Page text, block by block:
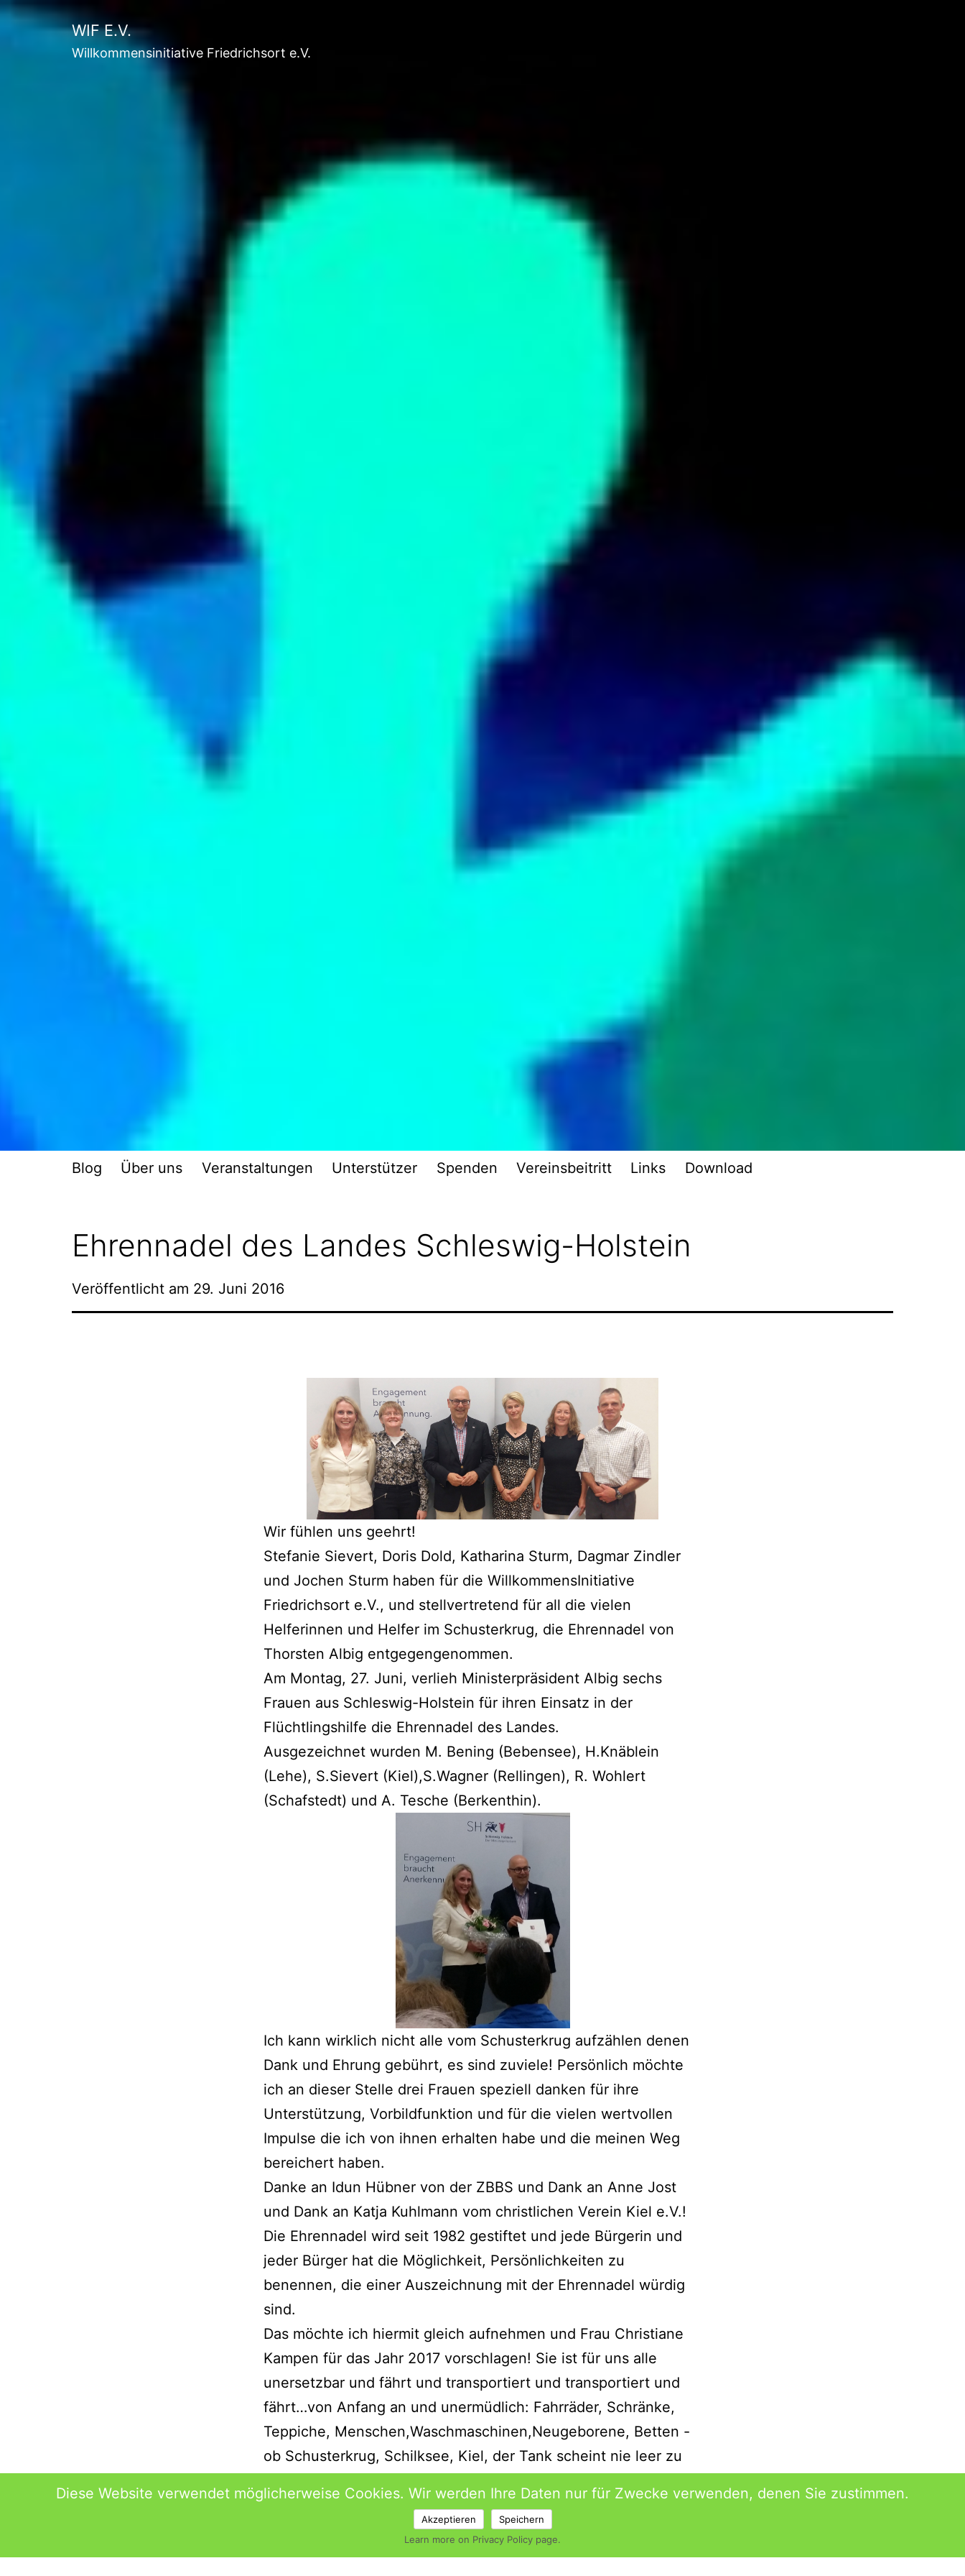
Zum
WIF E.V.
Willkommensinitiative Friedrichsort e.V.
Blog Über uns Veranstaltungen Unterstützer Spenden Vereinsbeitritt Links Download
Ehrennadel des Landes Schleswig-Holstein
Veröffentlicht am 29. Juni 2016
Wir fühlen uns geehrt!
Stefanie Sievert, Doris Dold, Katharina Sturm, Dagmar Zindler
und Jochen Sturm haben für die WillkommensInitiative
Friedrichsort e.V., und stellvertretend für all die vielen
Helferinnen und Helfer im Schusterkrug, die Ehrennadel von
Thorsten Albig entgegengenommen.
Am Montag, 27. Juni, verlieh Ministerpräsident Albig sechs
Frauen aus Schleswig-Holstein für ihren Einsatz in der
Flüchtlingshilfe die Ehrennadel des Landes.
Ausgezeichnet wurden M. Bening (Bebensee), H.Knäblein
(Lehe), S.Sievert (Kiel),S.Wagner (Rellingen), R. Wohlert
(Schafstedt) und A. Tesche (Berkenthin).
Ich kann wirklich nicht alle vom Schusterkrug aufzählen denen
Dank und Ehrung gebührt, es sind zuviele! Persönlich möchte
ich an dieser Stelle drei Frauen speziell danken für ihre
Unterstützung, Vorbildfunktion und für die vielen wertvollen
Impulse die ich von ihnen erhalten habe und die meinen Weg
bereichert haben.
Danke an Idun Hübner von der ZBBS und Dank an Anne Jost
und Dank an Katja Kuhlmann vom christlichen Verein Kiel e.V.!
Die Ehrennadel wird seit 1982 gestiftet und jede Bürgerin und
jeder Bürger hat die Möglichkeit, Persönlichkeiten zu
benennen, die einer Auszeichnung mit der Ehrennadel würdig
sind.
Das möchte ich hiermit gleich aufnehmen und Frau Christiane
Kampen für das Jahr 2017 vorschlagen! Sie ist für uns alle
unersetzbar und fährt und transportiert und transportiert und
fährt…von Anfang an und unermüdlich: Fahrräder, Schränke,
Teppiche, Menschen,Waschmaschinen,Neugeborene, Betten -
ob Schusterkrug, Schilksee, Kiel, der Tank scheint nie leer zu
Es ist schön, soviele beeindruckende Menschen zu kennen.
Diese Website verwendet möglicherweise Cookies. Wir werden Ihre Daten nur für Zwecke verwenden, denen Sie zustimmen.
Akzeptieren
Speichern
Learn more on Privacy Policy page.